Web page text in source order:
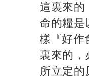
這裏來的
命的糧是
樣『好作
裏來的，
所立定